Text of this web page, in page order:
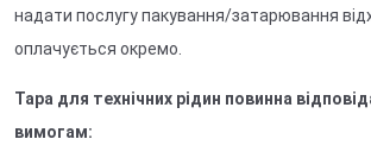
надати послугу пакування/затарювання
оплачується окремо.
Тара для технічних рідин повинна
вимогам: